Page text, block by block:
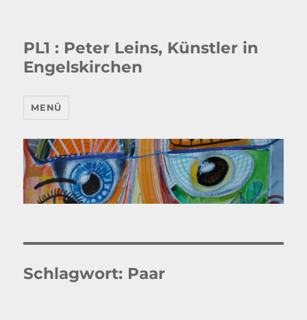
PL1 : Peter Leins, Künstler in
Engelskirchen
MENÜ
Schlagwort: Paar